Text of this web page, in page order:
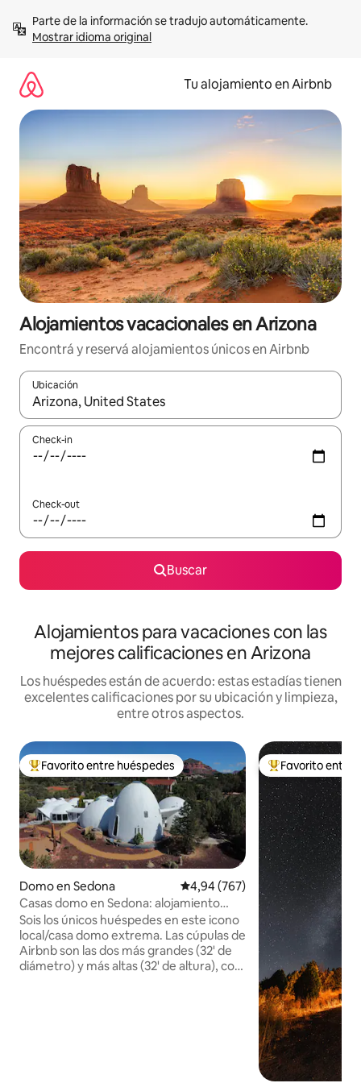
contenidoMostrar idioma original
Tu alojamiento en Airbnb
Alojamientos vacacionales en Arizona
Encontrá y reservá alojamientos únicos en Airbnb
Ubicación
Cuando los resultados estén disponibles, navegá con las
Check-in
Check-out
Buscar
Alojamientos para vacaciones con las
mejores calificaciones en Arizona
Los huéspedes están de acuerdo: estas estadías tienen
excelentes calificaciones por su ubicación y limpieza,
entre otros aspectos.
Favorito entre los huéspedes más destacados
Favorito entre huéspedes
Domo en Sedona Calificación promedio: 4,94 de
4,94 (767)
Casas domo en Sedona: alojamiento
emblemático de 5 estrellas - Xanadu
Sois los únicos huéspedes en este icono
local/casa domo extrema. Las cúpulas de
Airbnb son las dos más grandes (32' de
diámetro) y más altas (32' de altura), con
Favorito entre
Favorito entre